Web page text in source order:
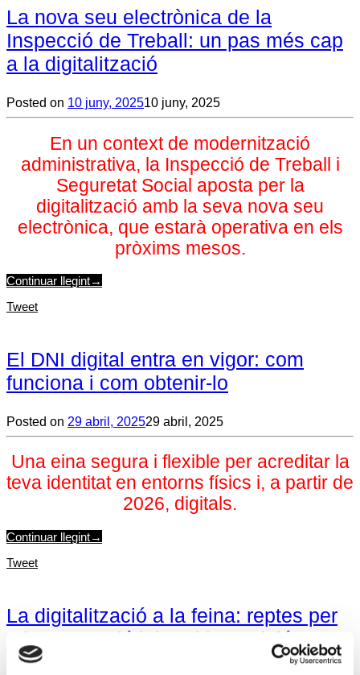
La nova seu electrònica de la
Inspecció de Treball: un pas més cap
a la digitalització
Posted on 10 juny, 202510 juny, 2025
En un context de modernització
administrativa, la Inspecció de Treball i
Seguretat Social aposta per la
digitalització amb la seva nova seu
electrònica, que estarà operativa en els
pròxims mesos.
Continuar llegint→
Tweet
El DNI digital entra en vigor: com
funciona i com obtenir-lo
Posted on 29 abril, 202529 abril, 2025
Una eina segura i flexible per acreditar la
teva identitat en entorns físics i, a partir de
2026, digitals.
Continuar llegint→
Tweet
La digitalització a la feina: reptes per
a la prevenció laboral i transició
segura